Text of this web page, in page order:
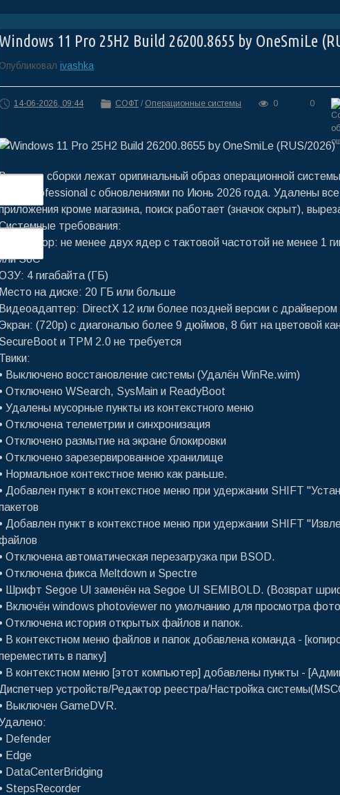
Windows 11 Pro 25H2 Build 26200.8655 by OneSmiLe
Опубликовал ivashka
14-06-2026, 09:44 СОФТ / Операционные системы 0 0
основе сборки лежат оригинальный образ операционной
25H2 Professional с обновлениями по Июнь 2026 года. Удалены
кроме магазина, поиск работает (значок скрыт),
требования:
Процессор: не менее двух ядер с тактовой частотой не менее 1
SoC
4 гигабайта (ГБ)
Место на диске: 20 ГБ или больше
Видеоадаптер: DirectX 12 или более поздней версии с
(720p) с диагональю более 9 дюймов, 8 бит на цветовой
SecureBoot и TPM 2.0 не требуется
Твики:
• Выключено восстановление системы (Удалён WinRe.wim)
• Отключено WSearch, SysMain и ReadyBoot
• Удалены мусорные пункты из контекстного меню
• Отключена телеметрии и синхронизация
• Отключено размытие на экране блокировки
• Отключено зарезервированное хранилище
• Нормальное контекстное меню как раньше.
• Добавлен пункт в контекстное меню при удержании SHIFT
• Добавлен пункт в контекстное меню при удержании SHIFT
• Отключена автоматическая перезагрузка при BSOD.
• Отключена фикса Meltdown и Spectre
• Шрифт Segoe UI заменён на Segoe UI SEMIBOLD. (Возврат
• Включён windows photoviewer по умолчанию для просмотра
• Отключена история открытых файлов и папок.
• В контекстном меню файлов и папок добавлена команда -
в папку]
• В контекстном меню [этот компьютер] добавлены пункты -
Диспетчер устройств/Редактор реестра/Настройка
• Выключен GameDVR.
• Defender
• Edge
• DataCenterBridging
• StepsRecorder